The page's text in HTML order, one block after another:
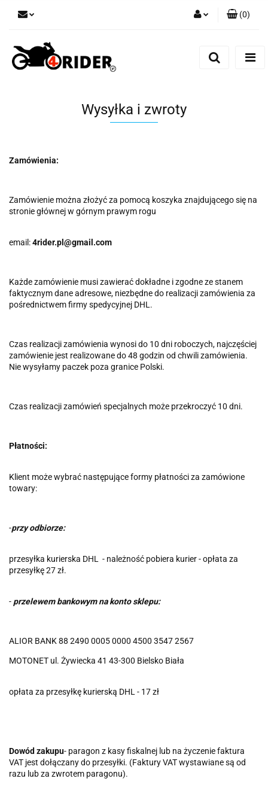
(0)
Wysyłka i zwroty
Zamówienia:
Zamówienie można złożyć za pomocą koszyka znajdującego się na
stronie głównej w górnym prawym rogu
email:4rider.pl@gmail.com
Każde zamówienie musi zawierać dokładne i zgodne ze stanem
faktycznym dane adresowe, niezbędne do realizacji zamówienia za
pośrednictwem firmy spedycyjnej DHL.
Czas realizacji zamówienia wynosi do 10 dni roboczych, najczęściej
zamówienie jest realizowane do 48 godzin od chwili zamówienia.
Nie wysyłamy paczek poza granice Polski.
Czas realizacji zamówień specjalnych może przekroczyć 10 dni.
Płatności:
Klient może wybrać następujące formy płatności za zamówione
towary:
-przy odbiorze:
przesyłka kurierska DHL - należność pobiera kurier - opłata za
przesyłkę 27 zł.
- przelewem bankowym na konto sklepu:
ALIOR BANK 88 2490 0005 0000 4500 3547 2567
MOTONET ul. Żywiecka 41 43-300 Bielsko Biała
opłata za przesyłkę kurierską DHL - 17 zł
Dowód zakupu- paragon z kasy fiskalnej lub na życzenie faktura
VAT jest dołączany do przesyłki. (Faktury VAT wystawiane są od
razu lub za zwrotem paragonu).